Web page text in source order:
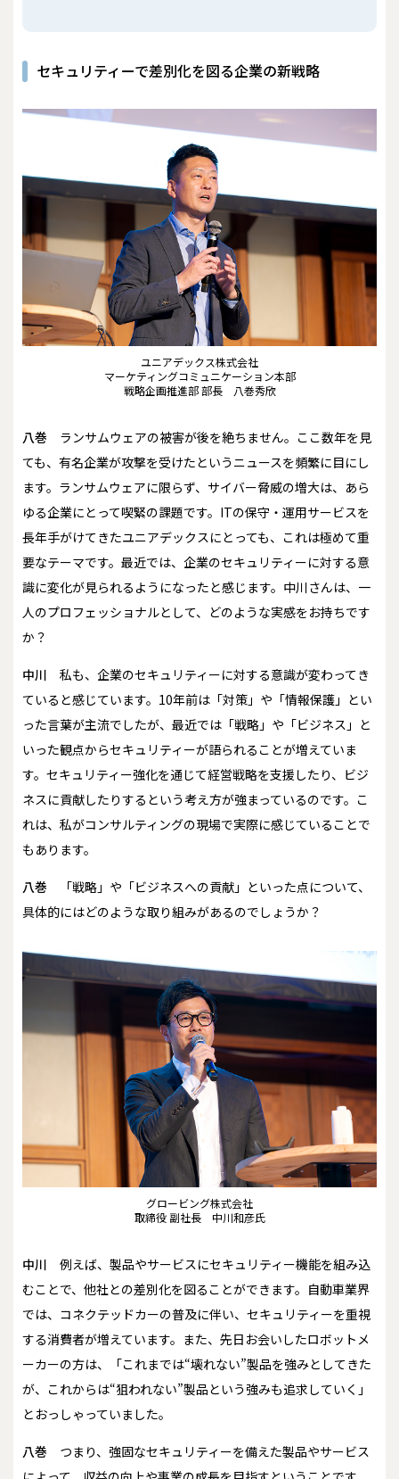
セキュリティーで差別化を図る企業の新戦略
ユニアデックス株式会社
マーケティングコミュニケーション本部
戦略企画推進部 部長 八巻秀欣
八巻
ランサムウェアの被害が後を絶ちません。ここ数年を見
ても、有名企業が攻撃を受けたというニュースを頻繁に目にし
ます。ランサムウェアに限らず、サイバー脅威の増大は、あら
ゆる企業にとって喫緊の課題です。ITの保守・運用サービスを
長年手がけてきたユニアデックスにとっても、これは極めて重
要なテーマです。最近では、企業のセキュリティーに対する意
識に変化が見られるようになったと感じます。中川さんは、一
人のプロフェッショナルとして、どのような実感をお持ちです
か？
中川
私も、企業のセキュリティーに対する意識が変わってき
ていると感じています。10年前は「対策」や「情報保護」とい
った言葉が主流でしたが、最近では「戦略」や「ビジネス」と
いった観点からセキュリティーが語られることが増えていま
す。セキュリティー強化を通じて経営戦略を支援したり、ビジ
ネスに貢献したりするという考え方が強まっているのです。こ
れは、私がコンサルティングの現場で実際に感じていることで
もあります。
八巻
「戦略」や「ビジネスへの貢献」といった点について、
具体的にはどのような取り組みがあるのでしょうか？
グロービング株式会社
取締役 副社長 中川和彦氏
中川
例えば、製品やサービスにセキュリティー機能を組み込
むことで、他社との差別化を図ることができます。自動車業界
では、コネクテッドカーの普及に伴い、セキュリティーを重視
する消費者が増えています。また、先日お会いしたロボットメ
ーカーの方は、「これまでは“壊れない”製品を強みとしてきた
が、これからは“狙われない”製品という強みも追求していく」
とおっしゃっていました。
八巻
つまり、強固なセキュリティーを備えた製品やサービス